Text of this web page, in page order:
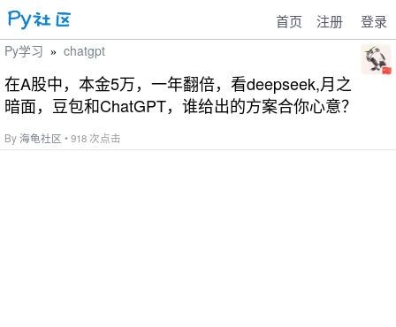
首页 注册 登录
Py学习 » chatgpt
在A股中，本金5万，一年翻倍，看deepseek,月之
暗面，豆包和ChatGPT，谁给出的方案合你心意？
By海龟社区 • 918 次点击